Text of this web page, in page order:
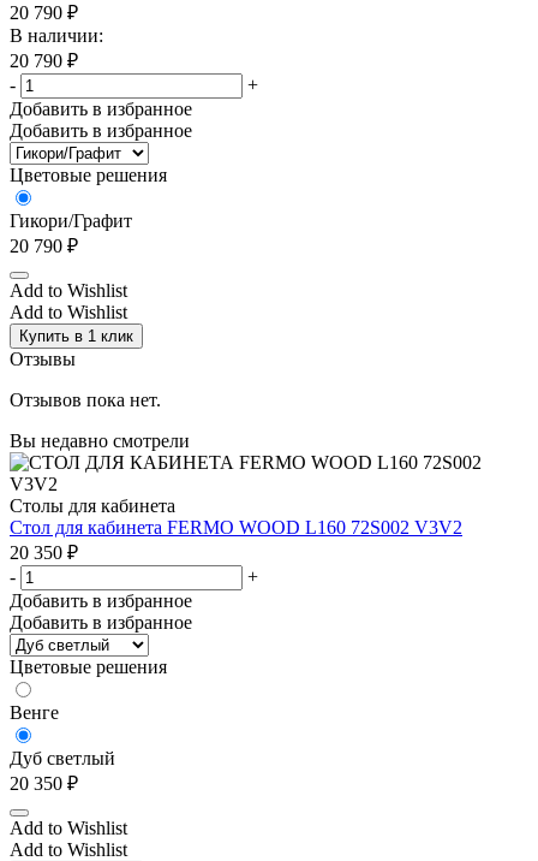
20 790 ₽
В наличии:
20 790 ₽
-
+
Добавить в избранное
Добавить в избранное
Цветовые решения
Гикори/Графит
20 790 ₽
Add to Wishlist
Add to Wishlist
Купить в 1 клик
Отзывы
Отзывов пока нет.
Вы недавно смотрели
Столы для кабинета
Стол для кабинета FERMO WOOD L160 72S002 V3V2
20 350 ₽
-
+
Добавить в избранное
Добавить в избранное
Цветовые решения
Венге
Дуб светлый
20 350 ₽
Add to Wishlist
Add to Wishlist